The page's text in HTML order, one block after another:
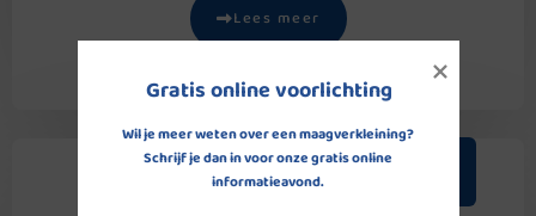
Lees meer
Gratis online voorlichting
Wil je meer weten over een maagverkleining?
Schrijf je dan in voor onze gratis online
informatieavond.